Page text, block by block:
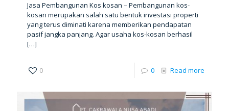
Jasa Pembangunan Kos kosan – Pembangunan kos-
kosan merupakan salah satu bentuk investasi properti
yang terus diminati karena memberikan pendapatan
pasif jangka panjang. Agar usaha kos-kosan berhasil
[…]
0 0 Read more